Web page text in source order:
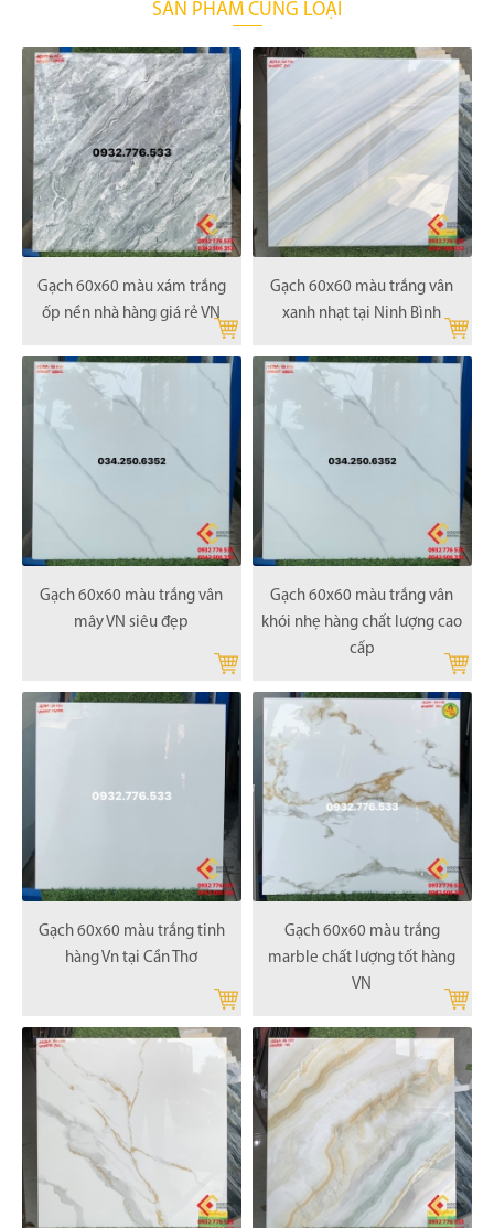
SẢN PHẨM CÙNG LOẠI
Gạch 60x60 màu xám trắng
ốp nền nhà hàng giá rẻ VN
Gạch 60x60 màu trắng vân
xanh nhạt tại Ninh Bình
Gạch 60x60 màu trắng vân
mây VN siêu đẹp
Gạch 60x60 màu trắng vân
khói nhẹ hàng chất lượng cao
cấp
Gạch 60x60 màu trắng tinh
hàng Vn tại Cần Thơ
Gạch 60x60 màu trắng
marble chất lượng tốt hàng
VN